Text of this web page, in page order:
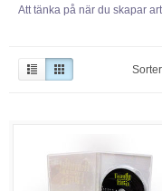
Att tänka på när du skapar